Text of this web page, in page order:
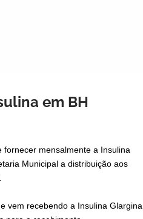
em BH
fornecer mensalmente a Insulina
Municipal a distribuição aos
vem recebendo a Insulina Glargina